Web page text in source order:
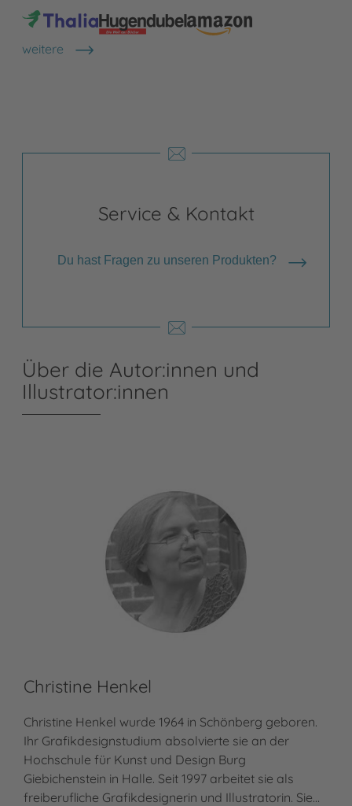
weitere
Shops anzeigen
Service & Kontakt
Du hast Fragen zu unseren Produkten?
Über die Autor:innen und
Illustrator:innen
Christine Henkel
Christine Henkel wurde 1964 in Schönberg geboren.
Ihr Grafikdesignstudium absolvierte sie an der
Hochschule für Kunst und Design Burg
Giebichenstein in Halle. Seit 1997 arbeitet sie als
freiberufliche Grafikdesignerin und Illustratorin. Sie…